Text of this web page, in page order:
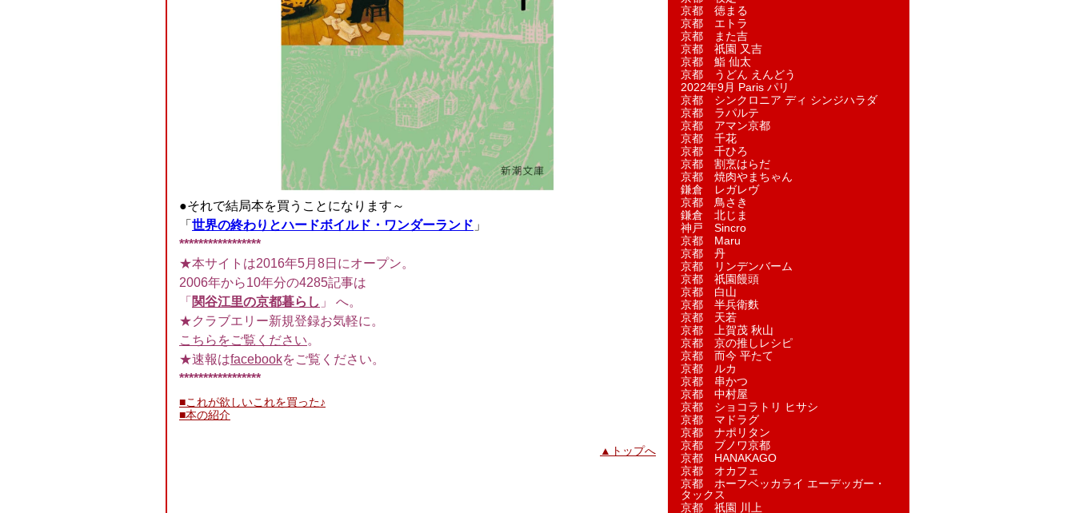
●それで結局本を買うことになります～
「 世界の終わりとハードボイルド・ワンダーランド 」
*****************
★本サイトは2016年5月8日にオープン。
2006年から10年分の4285記事は
「 関谷江里の京都暮らし 」 へ。
★クラブエリー新規登録お気軽に。
こちらをご覧ください。
★速報はfacebookをご覧ください。
*****************
■これが欲しいこれを買った♪
■本の紹介
▲トップへ
京都 徳まる
京都 エトラ
京都 また吉
京都 祇園 又吉
京都 鮨 仙太
京都 うどん えんどう
2022年9月 Paris パリ
京都 シンクロニア ディ シンジハラダ
京都 ラパルテ
京都 アマン京都
京都 千花
京都 千ひろ
京都 割烹はらだ
京都 焼肉やまちゃん
鎌倉 レガレヴ
京都 鳥さき
鎌倉 北じま
神戸 Sincro
京都 Maru
京都 丹
京都 リンデンバーム
京都 祇園饅頭
京都 白山
京都 半兵衛麩
京都 天若
京都 上賀茂 秋山
京都 京の推しレシピ
京都 而今 平たて
京都 ルカ
京都 串かつ
京都 中村屋
京都 ショコラトリ ヒサシ
京都 マドラグ
京都 ナポリタン
京都 ブノワ京都
京都 HANAKAGO
京都 オカフェ
京都 ホーフベッカライ エーデッガー・
タックス
京都 祇園 川上